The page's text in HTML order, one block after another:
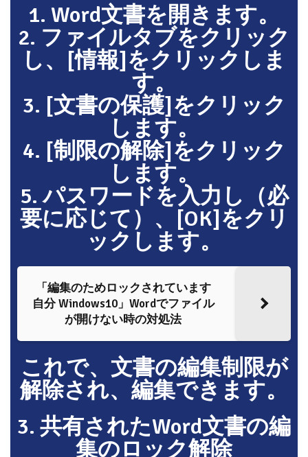
1. Word文書を開きます。
2. ファイルタブをクリック
し、[情報]をクリックしま
す。
3. [文書の保護]をクリック
します。
4. [制限の解除]をクリック
します。
5. パスワードを入力し（必
要に応じて）、[OK]をクリ
ックします。
「編集のためロックされています
自分 Windows10」Wordでファイル
が開けない時の対処法
これで、文書の編集制限が
解除され、編集できます。
3. 共有されたWord文書の編
集のロック解除